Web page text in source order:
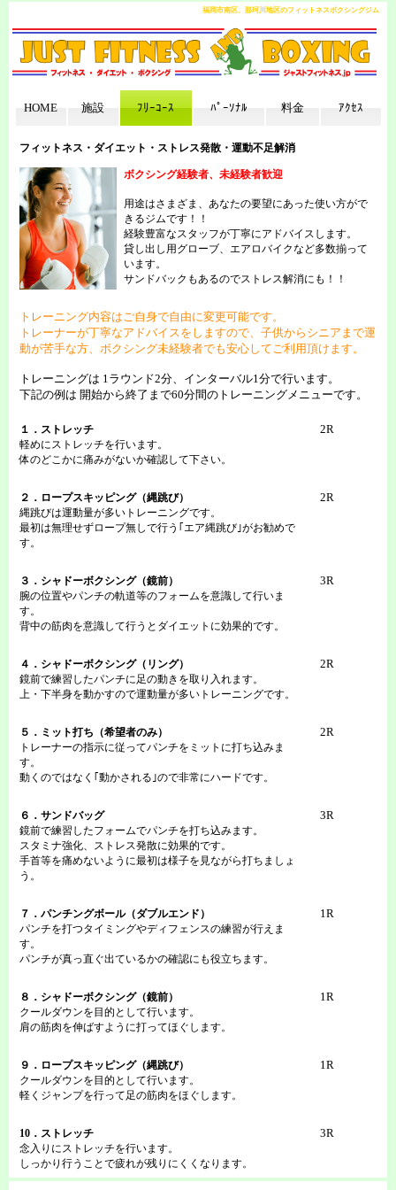
福岡市南区、那珂川地区のフィットネスボクシングジム
HOME 施設 ﾌﾘｰｺｰｽ ﾊﾟｰｿﾅﾙ 料金 ｱｸｾｽ
フィットネス・ダイエット・ストレス発散・運動不足解消
ボクシング経験者、未経験者歓迎
用途はさまざま、あなたの要望にあった使い方がで
きるジムです！！
経験豊富なスタッフが丁寧にアドバイスします。
貸し出し用グローブ、エアロバイクなど多数揃って
います。
サンドバックもあるのでストレス解消にも！！
トレーニング内容はご自身で自由に変更可能です。
トレーナーが丁寧なアドバイスをしますので、子供からシニアまで運
動が苦手な方、ボクシング未経験者でも安心してご利用頂けます。
トレーニングは 1ラウンド2分、インターバル1分で行います。
下記の例は 開始から終了まで60分間のトレーニングメニューです。
１．ストレッチ
軽めにストレッチを行います。
体のどこかに痛みがないか確認して下さい。
2R
２．ロープスキッピング（縄跳び）
縄跳びは運動量が多いトレーニングです。
最初は無理せずロープ無しで行う｢エア縄跳び｣がお勧めで
す。
2R
３．シャドーボクシング（鏡前）
腕の位置やパンチの軌道等のフォームを意識して行いま
す。
背中の筋肉を意識して行うとダイエットに効果的です。
3R
４．シャドーボクシング（リング）
鏡前で練習したパンチに足の動きを取り入れます。
上・下半身を動かすので運動量が多いトレーニングです。
2R
５．ミット打ち（希望者のみ）
トレーナーの指示に従ってパンチをミットに打ち込みま
す。
動くのではなく｢動かされる｣ので非常にハードです。
2R
６．サンドバッグ
鏡前で練習したフォームでパンチを打ち込みます。
スタミナ強化、ストレス発散に効果的です。
手首等を痛めないように最初は様子を見ながら打ちましょ
う。
3R
７．パンチングボール（ダブルエンド）
パンチを打つタイミングやディフェンスの練習が行えま
す。
パンチが真っ直ぐ出ているかの確認にも役立ちます。
1R
８．シャドーボクシング（鏡前）
クールダウンを目的として行います。
肩の筋肉を伸ばすように打ってほぐします。
1R
９．ロープスキッピング（縄跳び）
クールダウンを目的として行います。
軽くジャンプを行って足の筋肉をほぐします。
1R
10．ストレッチ
念入りにストレッチを行います。
しっかり行うことで疲れが残りにくくなります。
3R